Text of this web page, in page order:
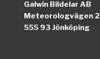
Galwin Bildelar AB
Meteorologvägen 2
555 93 Jönköping